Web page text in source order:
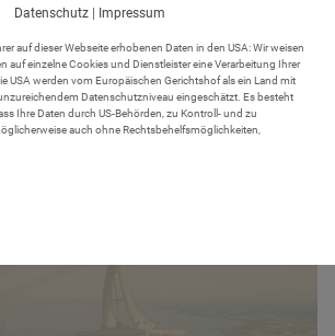
Datenschutz Impressum
auf dieser Webseite erhobenen Daten in den USA: Wir weisen
auf einzelne Cookies und Dienstleister eine Verarbeitung Ihrer
USA werden vom Europäischen Gerichtshof als ein Land mit
Datenschutzniveau eingeschätzt. Es besteht
Ihre Daten durch US-Behörden, zu Kontroll- und zu
auch ohne Rechtsbehelfsmöglichkeiten,